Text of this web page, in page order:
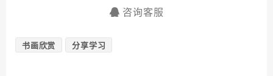
咨询客服
书画欣赏 分享学习